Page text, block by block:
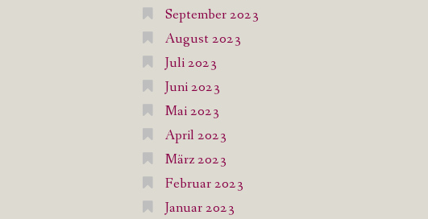
September 2023
August 2023
Juli 2023
Juni 2023
Mai 2023
April 2023
März 2023
Februar 2023
Januar 2023